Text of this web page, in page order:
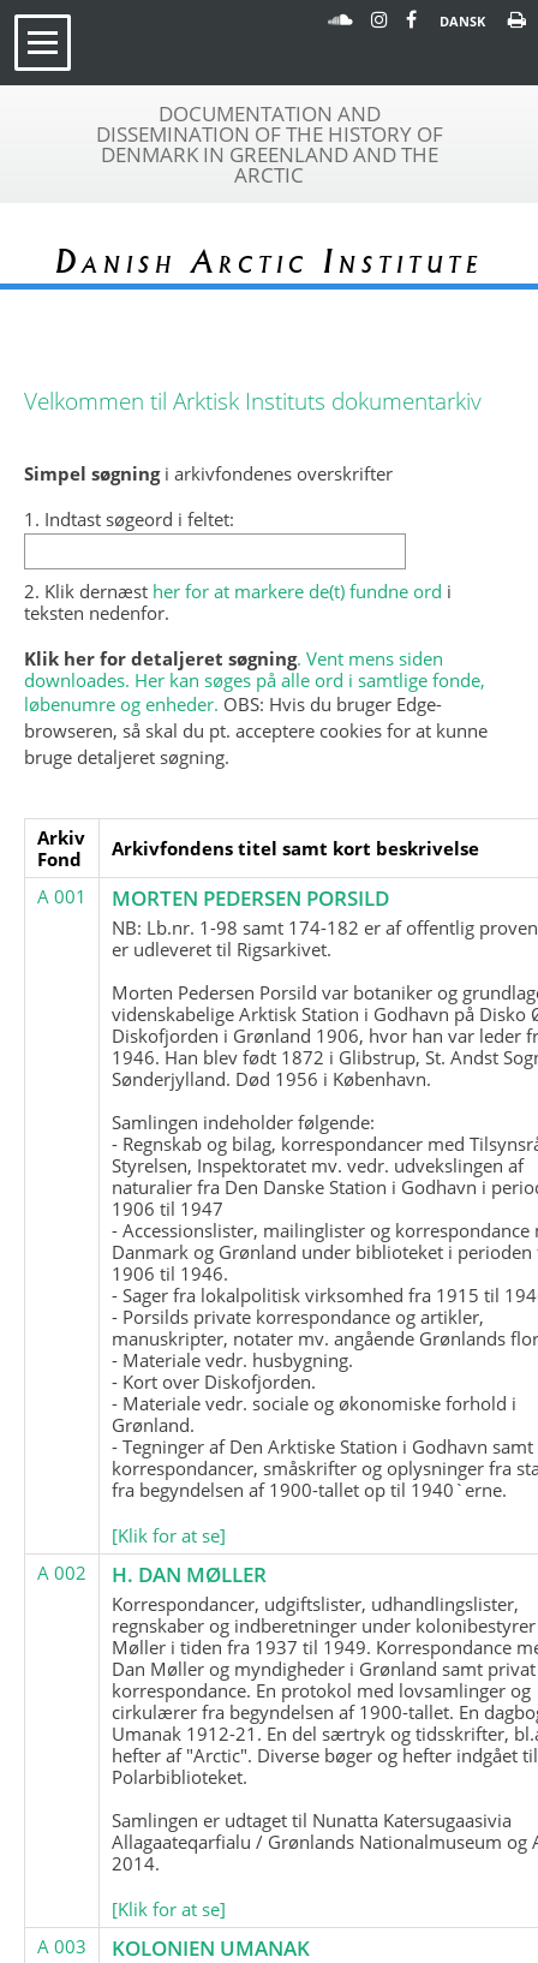
DANSK
DOCUMENTATION AND
DISSEMINATION OF THE HISTORY OF
DENMARK IN GREENLAND AND THE
ARCTIC
Danish Arctic Institute
Velkommen til Arktisk Instituts dokumentarkiv
Simpel søgningi arkivfondenes overskrifter
1. Indtast søgeord i feltet:
2. Klik dernæst her for at markere de(t) fundne ord i
teksten nedenfor.
Klik her for detaljeret søgning. Vent mens siden
downloades. Her kan søges på alle ord i samtlige fonde,
løbenumre og enheder. OBS: Hvis du bruger Edge-
browseren, så skal du pt. acceptere cookies for at kunne
bruge detaljeret søgning.
Arkiv
Fond
Arkivfondens titel samt kort beskrivelse
A 001
MORTEN PEDERSEN PORSILD
NB: Lb.nr. 1-98 samt 174-182 er af offentlig
er udleveret til Rigsarkivet.
Morten Pedersen Porsild var botaniker og
videnskabelige Arktisk Station i Godhavn på Disko
Diskofjorden i Grønland 1906, hvor han var leder
1946. Han blev født 1872 i Glibstrup, St. Andst
Sønderjylland. Død 1956 i København.
Samlingen indeholder følgende:
- Regnskab og bilag, korrespondancer med
Styrelsen, Inspektoratet mv. vedr. udvekslingen af
naturalier fra Den Danske Station i Godhavn i
1906 til 1947
- Accessionslister, mailinglister og korrespondance
Danmark og Grønland under biblioteket i perioden
1906 til 1946.
- Sager fra lokalpolitisk virksomhed fra 1915 til
- Porsilds private korrespondance og artikler,
manuskripter, notater mv. angående Grønlands
- Materiale vedr. husbygning.
- Kort over Diskofjorden.
- Materiale vedr. sociale og økonomiske forhold i
Grønland.
- Tegninger af Den Arktiske Station i Godhavn
korrespondancer, småskrifter og oplysninger fra
fra begyndelsen af 1900-tallet op til 1940`erne.
[Klik for at se]
A 002
H. DAN MØLLER
Korrespondancer, udgiftslister, udhandlingslister,
regnskaber og indberetninger under
Møller i tiden fra 1937 til 1949. Korrespondance
Dan Møller og myndigheder i Grønland samt privat
korrespondance. En protokol med lovsamlinger og
cirkulærer fra begyndelsen af 1900-tallet. En
Umanak 1912-21. En del særtryk og tidsskrifter,
hefter af "Arctic". Diverse bøger og hefter indgået til
Polarbiblioteket.
Samlingen er udtaget til Nunatta Katersugaasivia
Allagaateqarfialu / Grønlands Nationalmuseum og
2014.
[Klik for at se]
A 003
KOLONIEN UMANAK